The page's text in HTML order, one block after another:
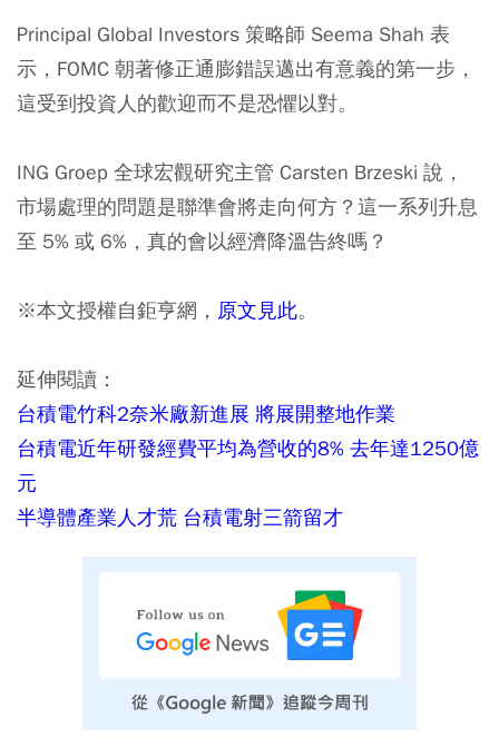
Principal Global Investors 策略師 Seema Shah 表
示，FOMC 朝著修正通膨錯誤邁出有意義的第一步，
這受到投資人的歡迎而不是恐懼以對。
ING Groep 全球宏觀研究主管 Carsten Brzeski 說，
市場處理的問題是聯準會將走向何方？這一系列升息
至 5% 或 6%，真的會以經濟降溫告終嗎？
※本文授權自鉅亨網， 原文見此。
延伸閱讀：
台積電竹科2奈米廠新進展 將展開整地作業
台積電近年研發經費平均為營收的8% 去年達1250億
元
半導體產業人才荒 台積電射三箭留才